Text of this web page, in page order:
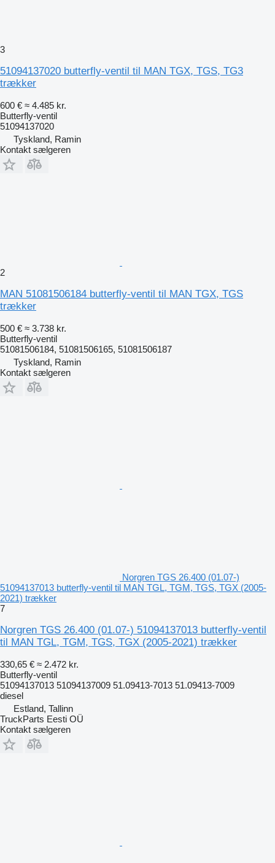
3
51094137020 butterfly-ventil til MAN TGX, TGS, TG3
trækker
600 € ≈ 4.485 kr.
Butterfly-ventil
51094137020
Tyskland, Ramin
Kontakt sælgeren
2
MAN 51081506184 butterfly-ventil til MAN TGX, TGS
trækker
500 € ≈ 3.738 kr.
Butterfly-ventil
51081506184, 51081506165, 51081506187
Tyskland, Ramin
Kontakt sælgeren
Norgren TGS 26.400 (01.07-)
51094137013 butterfly-ventil til MAN TGL, TGM, TGS, TGX (2005-
2021) trækker
7
Norgren TGS 26.400 (01.07-) 51094137013 butterfly-ventil
til MAN TGL, TGM, TGS, TGX (2005-2021) trækker
330,65 € ≈ 2.472 kr.
Butterfly-ventil
51094137013 51094137009 51.09413-7013 51.09413-7009
diesel
Estland, Tallinn
TruckParts Eesti OÜ
Kontakt sælgeren